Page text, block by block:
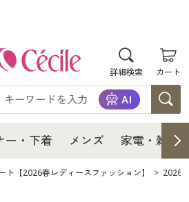
詳細検索 カート
て
ー・下着 メンズ 家電・雑貨
て
ト【2026春レディースファッション】 2026